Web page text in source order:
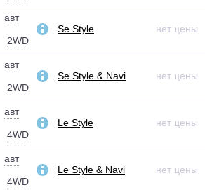
авт
2WD
Se Style нет цены
авт
2WD
Se Style & Navi нет цены
авт
4WD
Le Style нет цены
авт
4WD
Le Style & Navi нет цены